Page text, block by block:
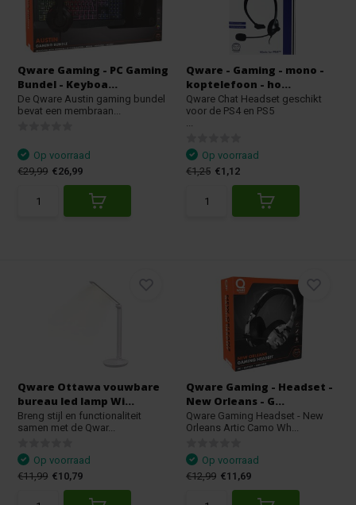
Qware Gaming - PC Gaming
Bundel - Keyboa...
De Qware Austin gaming bundel
bevat een membraan...
Op voorraad
€29,99 €26,99
Qware - Gaming - mono -
koptelefoon - ho...
Qware Chat Headset geschikt
voor de PS4 en PS5
...
Op voorraad
€1,25 €1,12
Qware Ottawa vouwbare
bureau led lamp Wi...
Breng stijl en functionaliteit
samen met de Qwar...
Op voorraad
€11,99 €10,79
Qware Gaming - Headset -
New Orleans - G...
Qware Gaming Headset - New
Orleans Artic Camo Wh...
Op voorraad
€12,99 €11,69